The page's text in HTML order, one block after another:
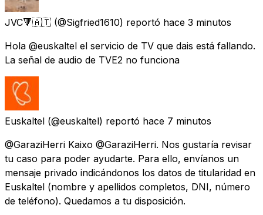
JVC🔻🇦🇹 (@Sigfried1610) reportó hace 3 minutos
Hola @euskaltel el servicio de TV que dais está fallando.
La señal de audio de TVE2 no funciona
Euskaltel (@euskaltel) reportó hace 7 minutos
@GaraziHerri Kaixo @GaraziHerri. Nos gustaría revisar
tu caso para poder ayudarte. Para ello, envíanos un
mensaje privado indicándonos los datos de titularidad en
Euskaltel (nombre y apellidos completos, DNI, número
de teléfono). Quedamos a tu disposición.